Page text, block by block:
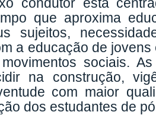
condutor está
que aproxima
sujeitos,
a educação de
sociais.
na construção,
com maior
dos estudantes de